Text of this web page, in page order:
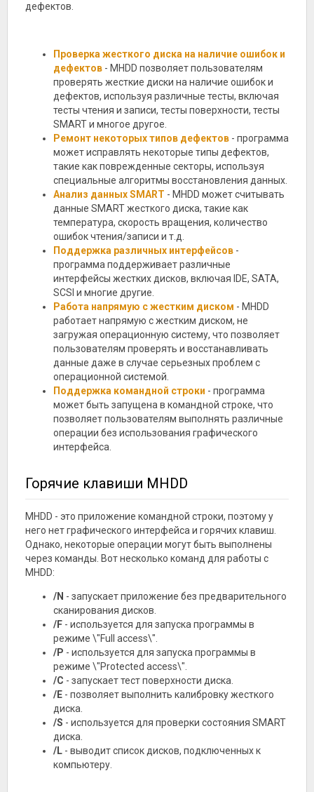
дефектов.
Проверка жесткого диска на наличие ошибок и
дефектов - MHDD позволяет пользователям
проверять жесткие диски на наличие ошибок и
дефектов, используя различные тесты, включая
тесты чтения и записи, тесты поверхности, тесты
SMART и многое другое.
Ремонт некоторых типов дефектов - программа
может исправлять некоторые типы дефектов,
такие как поврежденные секторы, используя
специальные алгоритмы восстановления данных.
Анализ данных SMART - MHDD может считывать
данные SMART жесткого диска, такие как
температура, скорость вращения, количество
ошибок чтения/записи и т.д.
Поддержка различных интерфейсов -
программа поддерживает различные
интерфейсы жестких дисков, включая IDE, SATA,
SCSI и многие другие.
Работа напрямую с жестким диском - MHDD
работает напрямую с жестким диском, не
загружая операционную систему, что позволяет
пользователям проверять и восстанавливать
данные даже в случае серьезных проблем с
операционной системой.
Поддержка командной строки - программа
может быть запущена в командной строке, что
позволяет пользователям выполнять различные
операции без использования графического
интерфейса.
Горячие клавиши MHDD
MHDD - это приложение командной строки, поэтому у
него нет графического интерфейса и горячих клавиш.
Однако, некоторые операции могут быть выполнены
через команды. Вот несколько команд для работы с
MHDD:
/N - запускает приложение без предварительного
сканирования дисков.
/F - используется для запуска программы в
режиме \"Full access\".
/P - используется для запуска программы в
режиме \"Protected access\".
/C - запускает тест поверхности диска.
/E - позволяет выполнить калибровку жесткого
диска.
/S - используется для проверки состояния SMART
диска.
/L - выводит список дисков, подключенных к
компьютеру.